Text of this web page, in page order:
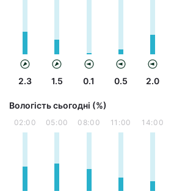
2.3 1.5 0.1 0.5 2.0
Вологість сьогодні (%)
02:00 05:00 08:00 11:00 14:00